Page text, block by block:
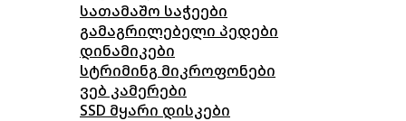
სათამაშო საჭეები
გამაგრილებელი პედები
დინამიკები
სტრიმინგ მიკროფონები
ვებ კამერები
SSD მყარი დისკები